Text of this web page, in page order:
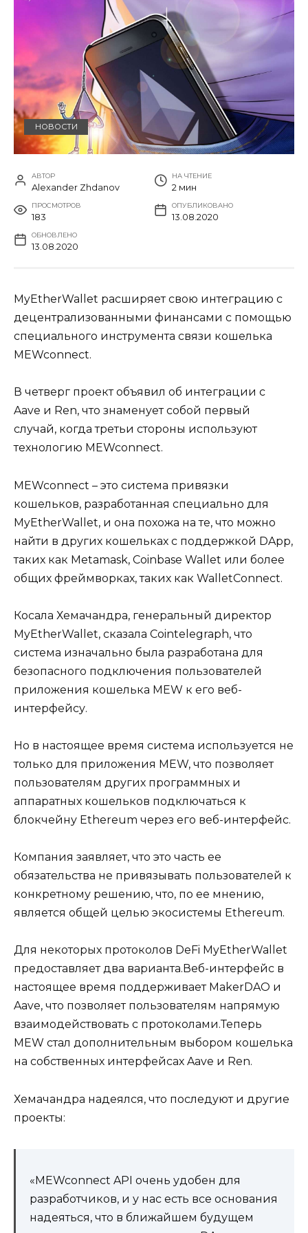
НОВОСТИ
АВТОР
Alexander Zhdanov
НА ЧТЕНИЕ
2 мин
ПРОСМОТРОВ
183
ОПУБЛИКОВАНО
13.08.2020
ОБНОВЛЕНО
13.08.2020
MyEtherWallet расширяет свою интеграцию с
децентрализованными финансами с помощью
специального инструмента связи кошелька
MEWconnect.
В четверг проект объявил об интеграции с
Aave и Ren, что знаменует собой первый
случай, когда третьи стороны используют
технологию MEWconnect.
MEWconnect – это система привязки
кошельков, разработанная специально для
MyEtherWallet, и она похожа на те, что можно
найти в других кошельках с поддержкой DApp,
таких как Metamask, Coinbase Wallet или более
общих фреймворках, таких как WalletConnect.
Косала Хемачандра, генеральный директор
MyEtherWallet, сказала Cointelegraph, что
система изначально была разработана для
безопасного подключения пользователей
приложения кошелька MEW к его веб-
интерфейсу.
Но в настоящее время система используется не
только для приложения MEW, что позволяет
пользователям других программных и
аппаратных кошельков подключаться к
блокчейну Ethereum через его веб-интерфейс.
Компания заявляет, что это часть ее
обязательства не привязывать пользователей к
конкретному решению, что, по ее мнению,
является общей целью экосистемы Ethereum.
Для некоторых протоколов DeFi MyEtherWallet
предоставляет два варианта.Веб-интерфейс в
настоящее время поддерживает MakerDAO и
Aave, что позволяет пользователям напрямую
взаимодействовать с протоколами.Теперь
MEW стал дополнительным выбором кошелька
на собственных интерфейсах Aave и Ren.
Хемачандра надеялся, что последуют и другие
проекты:
«MEWconnect API очень удобен для
разработчиков, и у нас есть все основания
надеяться, что в ближайшем будущем